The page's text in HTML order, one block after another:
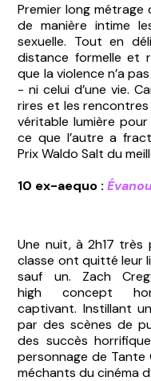
Premier long métrage
de manière intime
sexuelle. Tout en
distance formelle et
que la violence n’a
- ni celui d’une vie.
rires et les
véritable lumière
ce que l’autre a
Prix Waldo Salt du
10 ex-aequo :
Une nuit, à 2h17 très
classe ont quitté leur
sauf un. Zach
high concept
captivant. Instillant
par des scènes de
des succès
personnage de
méchants du cinéma